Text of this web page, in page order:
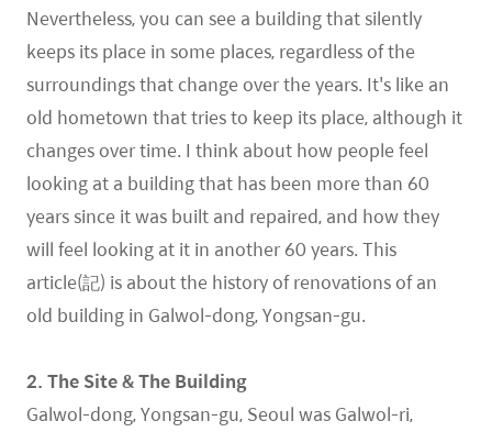
Nevertheless, you can see a building that silently
keeps its place in some places, regardless of the
surroundings that change over the years. It's like an
old hometown that tries to keep its place, although it
changes over time. I think about how people feel
looking at a building that has been more than 60
years since it was built and repaired, and how they
will feel looking at it in another 60 years. This
article(記) is about the history of renovations of an
old building in Galwol-dong, Yongsan-gu.
2. The Site & The Building
Galwol-dong, Yongsan-gu, Seoul was Galwol-ri,